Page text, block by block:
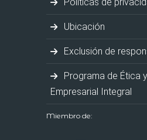
Ubicación
Exclusión de
Programa de Ética
Empresarial Integral
Miembro de: